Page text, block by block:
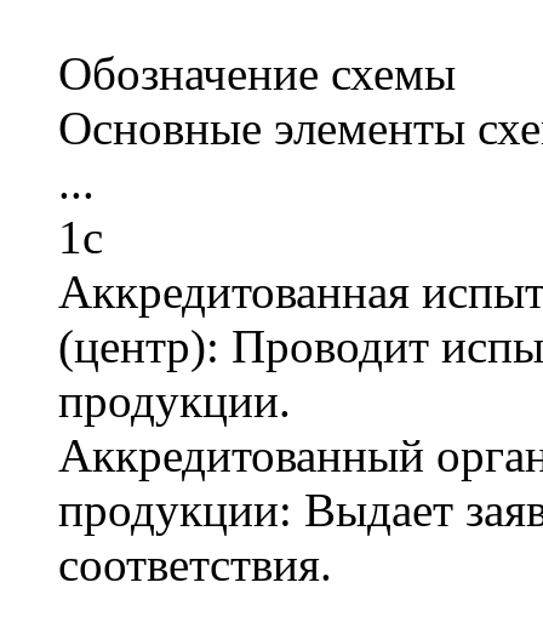
Обозначение схемы
Основные элементы
...
1с
Аккредитованная
(центр): Проводит
продукции.
Аккредитованный
продукции: Выдает
соответствия.